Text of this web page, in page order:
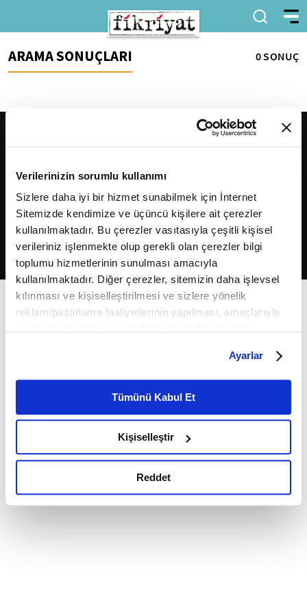
Verilerinizin sorumlu kullanımı
Sizlere daha iyi bir hizmet sunabilmek için İnternet
Sitemizde kendimize ve üçüncü kişilere ait çerezler
kullanılmaktadır. Bu çerezler vasıtasıyla çeşitli kişisel
verileriniz işlenmekte olup gerekli olan çerezler bilgi
toplumu hizmetlerinin sunulması amacıyla
kullanılmaktadır. Diğer çerezler, sitemizin daha işlevsel
kılınması ve kişiselleştirilmesi ve sizlere yönelik
reklam/pazarlama faaliyetlerinin yapılması, amaçlarıyla
belirleyebilirsiniz. Çerezlere ilişkin detaylı bilgi için
Ayarlar butonuna tıklayabilir,Çerez Bilgilendirme
Metnimizi ziyaret edebilirsiniz.
6698 sayılı Kişisel Verilerin Korunması Kanunu uyarınca
okumak ve sitemizi ziyaretiniz kapsamında
gerçekleştirilen veri işleme faaliyetleri ile ilgili daha
detaylı bilgi almak için lütfentıklayınız.
Ayarlar
Tümünü Kabul Et
Kişiselleştir
Reddet
ARAMA SONUÇLARI 0 SONUÇ
2026Fikriyat. Tüm hakları saklıdır.